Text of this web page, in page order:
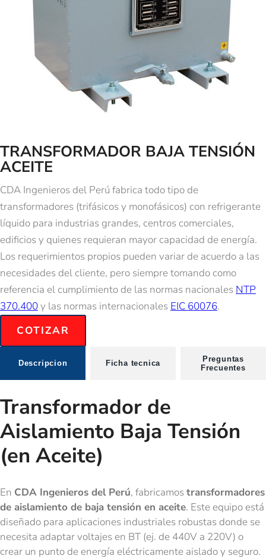
TRANSFORMADOR BAJA TENSIÓN
ACEITE
CDA Ingenieros del Perú fabrica todo tipo de
transformadores (trifásicos y monofásicos) con refrigerante
líquido para industrias grandes, centros comerciales,
edificios y quienes requieran mayor capacidad de energía.
Los requerimientos propios pueden variar de acuerdo a las
necesidades del cliente, pero siempre tomando como
referencia el cumplimiento de las normas nacionales NTP
370.400y las normas internacionales EIC 60076.
COTIZAR
Descripcion Ficha tecnica
Preguntas
Frecuentes
Descripcion
Transformador de
Aislamiento Baja Tensión
(en Aceite)
En CDA Ingenieros del Perú, fabricamostransformadores
de aislamiento de baja tensión en aceite. Este equipo está
diseñado para aplicaciones industriales robustas donde se
necesita adaptar voltajes en BT (ej. de 440V a 220V) o
crear un punto de energía eléctricamente aislado y seguro.